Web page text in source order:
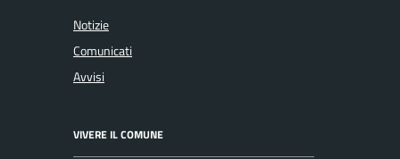
Notizie
Comunicati
Avvisi
VIVERE IL COMUNE